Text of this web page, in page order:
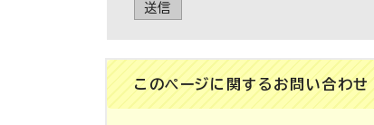
送信
このページに関する お問い合わせ